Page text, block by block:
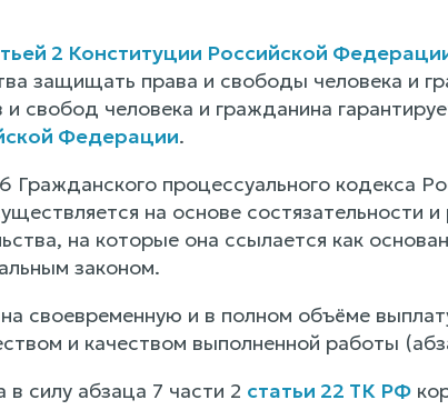
2 Конституции Российской
защищать права и свободы человека и
свобод человека и гражданина
Федерации.
Гражданского процессуального кодекса
на основе состязательности
на которые она ссылается как
законом.
своевременную и в полном объёме
и качеством выполненной работы
силу абзаца 7 части 2 статьи 22 ТК РФ